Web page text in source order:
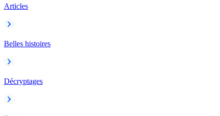
Articles
Belles histoires
Décryptages